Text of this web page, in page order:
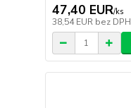
47,40 EUR/ks
38,54 EUR bez DPH